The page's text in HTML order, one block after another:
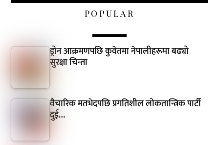
POPULAR
ड्रोन आक्रमणपछि कुवेतमा नेपालीहरूमा बढ्यो
सुरक्षा चिन्ता
वैचारिक मतभेदपछि प्रगतिशील लोकतान्त्रिक पार्टी
दुई…